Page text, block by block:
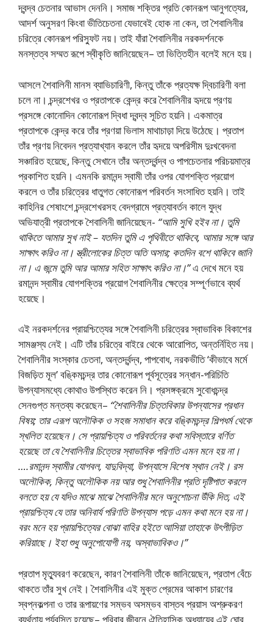
দ্বন্দ্ব চেতনার আভাস দেননি। সমাজ শক্তির প্রতি কোনরূপ আনুগত্যের,
আদর্শ অনুসরণ কিংবা ভীতিচেতনা যেভাবেই হোক না কেন, তা শৈবালিনীর
চরিত্রে কোনরূপ পরিস্ফুট নয়। তাই যাঁরা শৈবালিনীর নরকদর্শনকে
মনস্তত্ব সম্মত রূপে স্বীকৃতি জানিয়েছেন– তা ভিত্তিহীন বলেই মনে হয়।
আসলে শৈবালিনী মানস ব্যাভিচারিণী, কিন্তু তাঁকে প্রত্যক্ষ দ্বিচারিণী বলা
চলে না। চন্দ্রশেখর ও প্রতাপকে কেন্দ্র করে শৈবালিনীর হৃদয়ে প্রণয়
প্রসঙ্গে কোনোদিন কোনোরূপ দ্বিধা দ্বন্দ্ব সূচিত হয়নি। একমাত্র
প্রতাপকে কেন্দ্র করে তাঁর প্রণয়া ভিলাস মাথাচাড়া দিয়ে উঠেছে। প্রতাপ
তাঁর প্রণয় নিবেদন প্রত্যাখ্যান করলে তাঁর হৃদয়ে অপরিসীম দুঃখবেদনা
সঞ্চারিত হয়েছে, কিন্তু সেখানে তাঁর অন্তর্দ্বন্দ্ব ও পাপচেতনার পরিচয়মাত্র
প্রকাশিত হয়নি। এমনকি রমানন্দ স্বামী তাঁর ওপর যোগশক্তি প্রয়োগ
করলে ও তাঁর চরিত্রের ধাতুগত কোনোরূপ পরিবর্তন সংসাধিত হয়নি। তাই
কাহিনির শেষাংশে চন্দ্রশেখরসহ বেদগ্রামে প্রত্যাবর্তন কালে যুদ্ধ
অভিযাত্রী প্রতাপকে শৈবালিনী জানিয়েছেন- “আমি সুখি হইব না। তুমি
থাকিতে আমার সুখ নাই – যতদিন তুমি এ পৃথিবীতে থাকিবে, আমার সঙ্গে আর
সাক্ষাৎ করিও না। স্ত্রীলোকের চিত্ত অতি অসার; কতদিন বশে থাকিবে জানি
না। এ জন্মে তুমি আর আমার সহিত সাক্ষাৎ করিও না।”এ দেখে মনে হয়
রমানন্দ স্বামীর যোগশক্তির প্রয়োগ শৈবালিনীর ক্ষেত্রে সম্পূর্ণভাবে ব্যর্থ
হয়েছে।
এই নরকদর্শনের প্রায়শ্চিত্যের সঙ্গে শৈবালিনী চরিত্রের স্বাভাবিক বিকাশের
সামঞ্জস্য নেই। এটি তাঁর চরিত্রে বাইরে থেকে আরোপিত, অন্তর্নিহিত নয়।
শৈবালিনীর সংস্কার চেতনা, অন্তর্দ্বন্দ্ব, পাপবোধ, নরকভীতি ‘কীভাবে মর্মে
বিজড়িত মূল’ বঙ্কিমচন্দ্র তার কোনোরূপ পূর্বসূত্রের সন্ধান-পরিচিতি
উপন্যাসমধ্যে কোথাও উপস্থিত করেন নি। প্রসঙ্গক্রমে সুবোধচন্দ্র
সেনগুপ্ত মন্তব্য করেছেন– “শৈবালিনীর চিত্তবিকার উপন্যাসের প্রধান
বিষয়; তার এরূপ অলৌকিক ও সহজ সমাধান করে বঙ্কিমচন্দ্র শিল্পধর্ম থেকে
স্খলিত হয়েছেন। সে প্রায়শ্চিত্য ও পরিবর্তনের কথা সবিস্তারে বর্ণিত
হয়েছে তা যে শৈবালিনীর চিত্তের স্বাভাবিক পরিণতি এমন মনে হয় না।
….রমানন্দ স্বামীর যোগবল, যাদুবিদ্যা, উপন্যাসে বিশেষ স্থান নেই। রস
অলৌকিক, কিন্তু অলৌকিক নয় আর শুধু শৈবালিনীর প্রতি দৃষ্টিপাত করলে
বলতে হয় যে যদিও মাঝে মাঝে শৈবালিনীর মনে অনুশোচনা উঁকি দিত, এই
প্রায়শ্চিত্য যে তার অনিবার্য পরিণতি উপন্যাস পড়ে এমন কথা মনে হয় না।
বরং মনে হয় প্রায়শ্চিত্যের বোঝা বাহির হইতে আসিয়া তাহাকে উৎপীড়িত
করিয়াছে। ইহা শুধু অনুপোযোগী নয়, অস্বাভাবিকও।”
প্রতাপ মৃত্যুবরণ করেছেন, কারণ শৈবালিনী তাঁকে জানিয়েছেন, প্রতাপ বেঁচে
থাকতে তাঁর সুখ নেই। শৈবালিনীর এই মুক্ত প্রেমের আকাশ চারণের
স্বপ্নকল্পনা ও তার রূপায়ণের সম্ভব অসম্ভব বাস্তব প্রয়াস অশ্রুকরণ
ব্যর্থতায় পর্যবসিত হয়েছে– পরিবার জীবনে ঐতিহাসিক অধ্যায়ের এই ঘোর